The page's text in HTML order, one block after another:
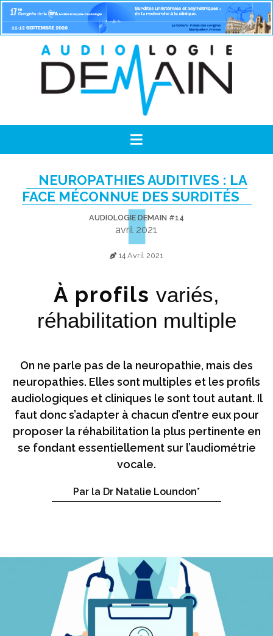
NEUROPATHIES AUDITIVES : LA
FACE MÉCONNUE DES SURDITÉS
AUDIOLOGIE DEMAIN #14
avril 2021
14 Avril 2021
À profils variés,
réhabilitation multiple
On ne parle pas de la neuropathie, mais des
neuropathies. Elles sont multiples et les profils
audiologiques et cliniques le sont tout autant. Il
faut donc s’adapter à chacun d’entre eux pour
proposer la réhabilitation la plus pertinente en
se fondant essentiellement sur l’audiométrie
vocale.
Par la Dr Natalie Loundon*